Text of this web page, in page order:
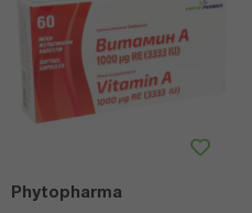
Phytopharma